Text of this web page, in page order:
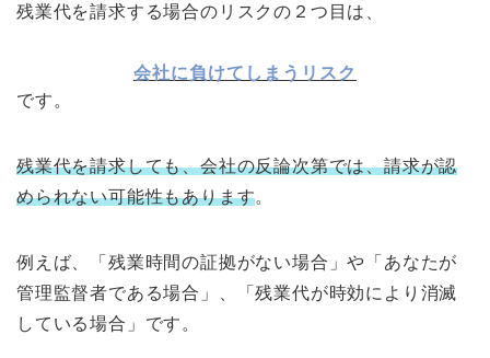
残業代を請求する場合のリスクの２つ目は、
会社に負けてしまうリスク
です。
残業代を請求しても、会社の反論次第では、請求が認
められない可能性もあります。
例えば、「残業時間の証拠がない場合」や「あなたが
管理監督者である場合」、「残業代が時効により消滅
している場合」です。